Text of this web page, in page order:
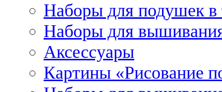
Наборы для подушек в
Наборы для
Аксессуары
Картины «Рисование